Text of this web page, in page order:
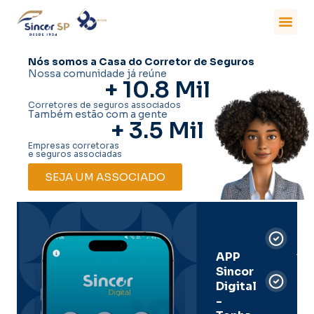
Nós somos a Casa do Corretor de Seguros
Nossa comunidade já reúne
+ 10.8 Mil
Corretores de seguros associados
Também estão com a gente
+ 3.5 Mil
Empresas corretoras
e seguros associadas
SEJA UM ASSOCIADO
APP
Sincor
Digital
-